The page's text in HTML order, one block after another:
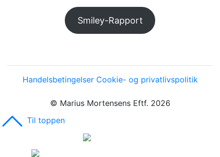
Smiley-Rapport
Handelsbetingelser Cookie- og privatlivspolitik
© Marius Mortensens Eftf. 2026
Til toppen